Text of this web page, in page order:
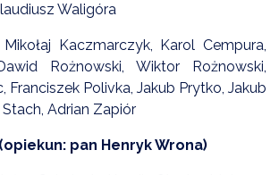
Waligóra
Kaczmarczyk, Karol Cempura,
Rożnowski, Wiktor Rożnowski,
Franciszek Polivka, Jakub Prytko, Jakub
Stach, Adrian Zapiór
pan Henryk Wrona)